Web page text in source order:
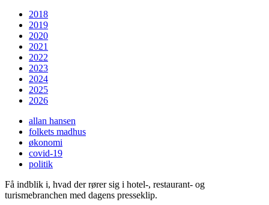
2018
2019
2020
2021
2022
2023
2024
2025
2026
allan hansen
folkets madhus
økonomi
covid-19
politik
Få indblik i, hvad der rører sig i hotel-, restaurant- og
turismebranchen med dagens presseklip.